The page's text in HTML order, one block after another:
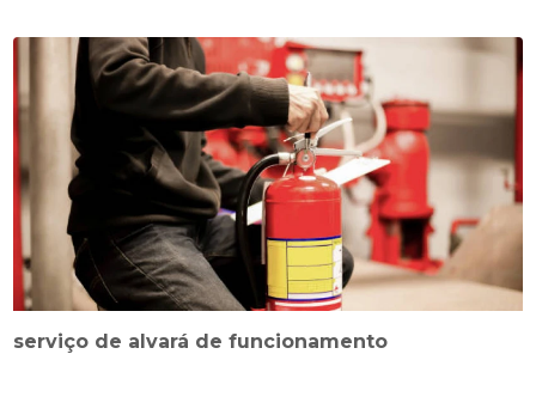
serviço de alvará de funcionamento